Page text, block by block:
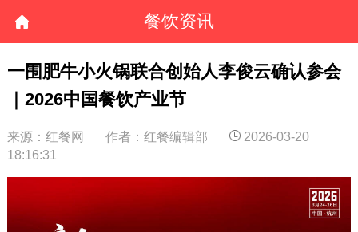
餐饮资讯
一围肥牛小火锅联合创始人李俊云确认参会
｜2026中国餐饮产业节
来源：红餐网 作者：红餐编辑部
2026-03-20
18:16:31